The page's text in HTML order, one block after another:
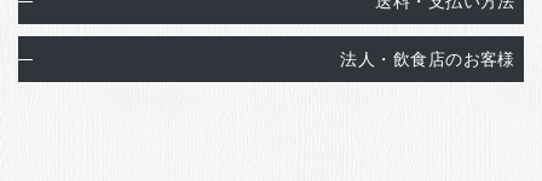
法人・飲食店のお客様